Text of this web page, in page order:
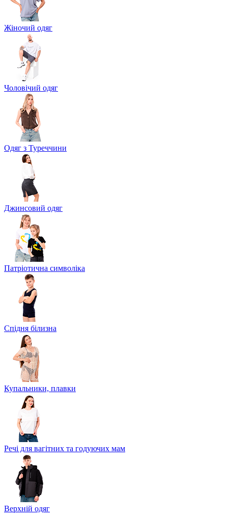
Жіночий одяг
Чоловічий одяг
Одяг з Туреччини
Джинсовий одяг
Патріотична символіка
Спідня білизна
Купальники, плавки
Речі для вагітних та годуючих мам
Верхній одяг